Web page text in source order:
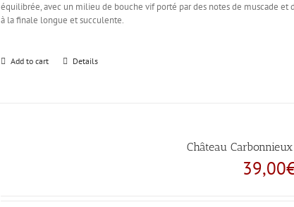
équilibrée, avec un milieu de bouche vif porté par des notes de muscade
à la finale longue et succulente.
Add to cart Details
Château
39,00